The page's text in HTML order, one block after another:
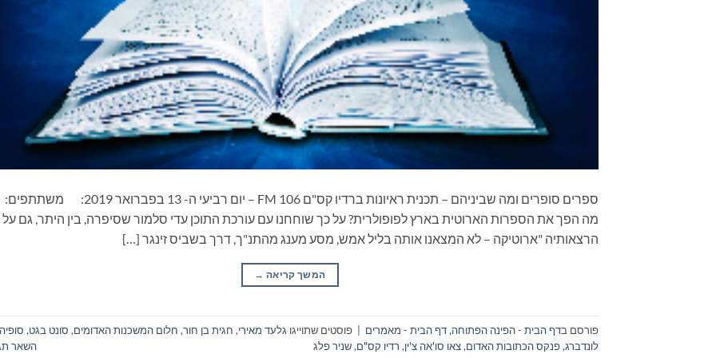
ספרים סופרים ומה שביניהם – תכנית ראיונות ברדיו קס"ם 106 FM – יום רביעי ה- 13 בפברואר 2019: משתתפים:
מה הפך את הספרות הארוטית בארץ לפופולרית? על כך שוחחנו עם עורכת התוכן עדי סלמור שסיפרה, בין היתר, גם על
הרצאותיה "ארוטיקה – לא המצאנו אותה בליל אמש, מסע מענג מהתנ"ך, דרך בשביס זינגר […]
המשך קריאה →
פורסם בדף הבית - הפינה הפתוחה,דף הבית - מאמרים פוסטים שתוייגו גלעד מאירי, חגית בן חור, חלום המשכנות האדומים, סונט בגט, סופיה
לונדברג,פנקס הכתובות האדום,צאו סו'אה צ'ין, רדיו קס"ם,שניר פלג השאר